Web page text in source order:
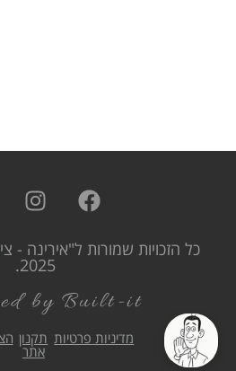
כל הזכויות שמורות ל"אירינה -
2025.
by Built-it
מדיניות פרטיות תקנון
אתר